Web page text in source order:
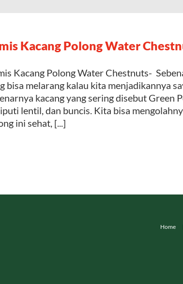
Kacang Polong Water
Kacang Polong Water Chestnuts-
bisa melarang kalau kita menjadikannya
kacang yang sering disebut Green
lentil, dan buncis. Kita bisa
ini sehat, [...]
Home